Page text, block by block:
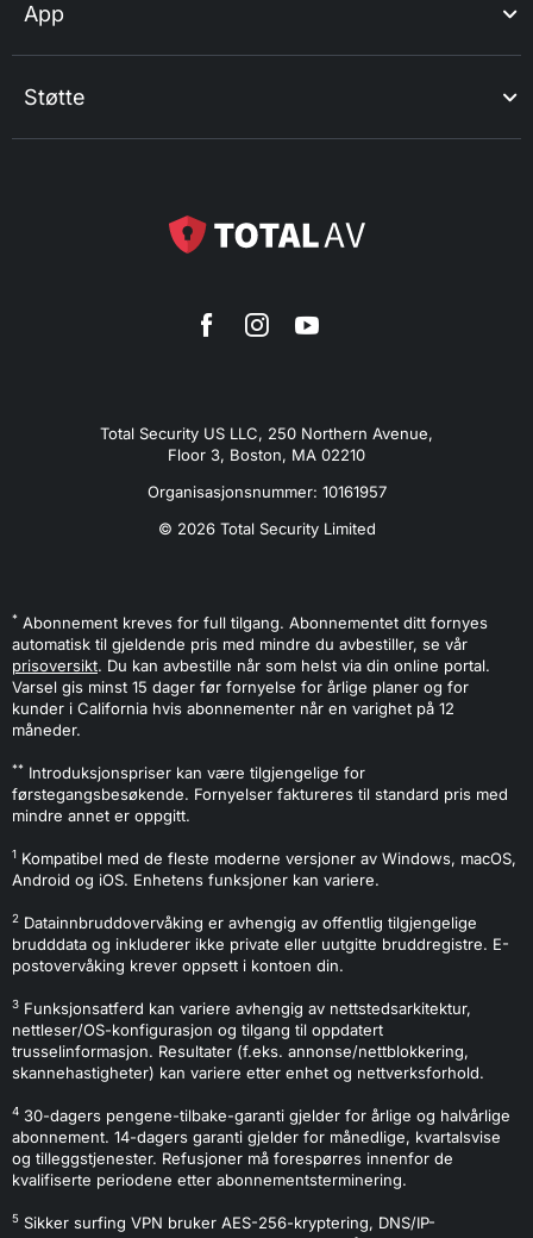
Total Security US LLC, 250 Northern Avenue,
Floor 3, Boston, MA 02210
Organisasjonsnummer: 10161957
© 2026 Total Security Limited
App
Støtte
* Abonnement kreves for full tilgang. Abonnementet ditt fornyes
automatisk til gjeldende pris med mindre du avbestiller, se vår
prisoversikt. Du kan avbestille når som helst via din online portal.
Varsel gis minst 15 dager før fornyelse for årlige planer og for
kunder i California hvis abonnementer når en varighet på 12
måneder.
** Introduksjonspriser kan være tilgjengelige for
førstegangsbesøkende. Fornyelser faktureres til standard pris med
mindre annet er oppgitt.
1 Kompatibel med de fleste moderne versjoner av Windows, macOS,
Android og iOS. Enhetens funksjoner kan variere.
2 Datainnbruddovervåking er avhengig av offentlig tilgjengelige
brudddata og inkluderer ikke private eller uutgitte bruddregistre. E-
postovervåking krever oppsett i kontoen din.
3 Funksjonsatferd kan variere avhengig av nettstedsarkitektur,
nettleser/OS-konfigurasjon og tilgang til oppdatert
trusselinformasjon. Resultater (f.eks. annonse/nettblokkering,
skannehastigheter) kan variere etter enhet og nettverksforhold.
4 30-dagers pengene-tilbake-garanti gjelder for årlige og halvårlige
abonnement. 14-dagers garanti gjelder for månedlige, kvartalsvise
og tilleggstjenester. Refusjoner må forespørres innenfor de
kvalifiserte periodene etter abonnementsterminering.
5 Sikker surfing VPN bruker AES-256-kryptering, DNS/IP-